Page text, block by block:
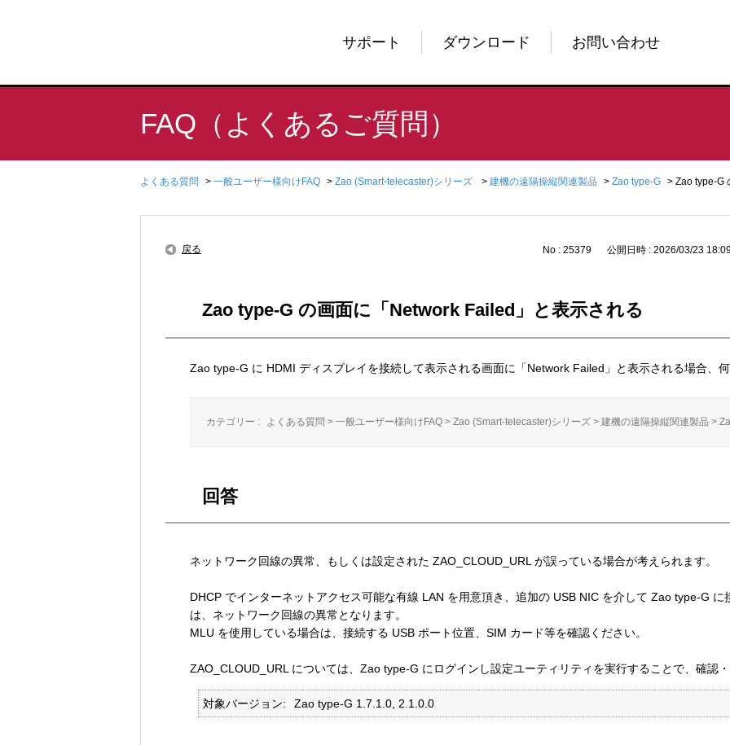
サポート ダウンロード お問い合わせ
FAQ（よくあるご質問）
よくある質問 > 一般ユーザー様向けFAQ > Zao (Smart-telecaster)シリーズ > 建機の遠隔操縦関連製品 > Zao type-G > Zao type-G
戻る No : 25379 公開日時 : 2026/03/23
Zao type-G の画面に「Network Failed」と表示される
Zao type-G に HDMI ディスプレイを接続して表示される画面に「Network Failed」と表示される場合、
カテゴリー : よくある質問 > 一般ユーザー様向けFAQ > Zao (Smart-telecaster)シリーズ > 建機の遠隔操縦関連製品 >
回答
ネットワーク回線の異常、もしくは設定された ZAO_CLOUD_URL が誤っている場合が考えられます。
DHCP でインターネットアクセス可能な有線 LAN を用意頂き、追加の USB NIC を介して Zao type-G に
は、ネットワーク回線の異常となります。
MLU を使用している場合は、接続する USB ポート位置、SIM カード等を確認ください。
ZAO_CLOUD_URL については、Zao type-G にログインし設定ユーティリティを実行することで、確認・
対象バージョン Zao type-G 1.7.1.0, 2.1.0.0